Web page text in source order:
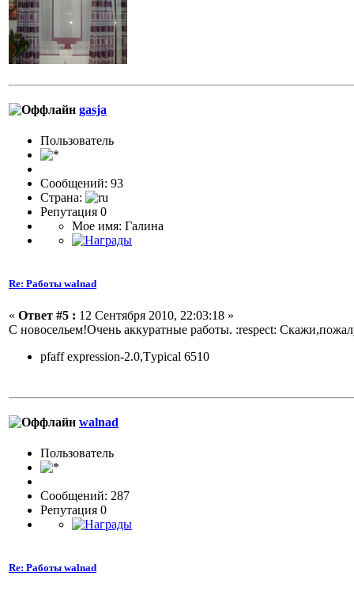
gasja
Пользовaтeль
Сообщений: 93
Страна:
Репутация 0
Мое имя: Галина
Re: Работы walnad
« Ответ #5 : 12 Сентября 2010, 22:03:18 »
С новосельем!Очень аккуратные работы. :respect:
pfaff expression-2.0,Тypical 6510
walnad
Пользовaтeль
Сообщений: 287
Репутация 0
Re: Работы walnad